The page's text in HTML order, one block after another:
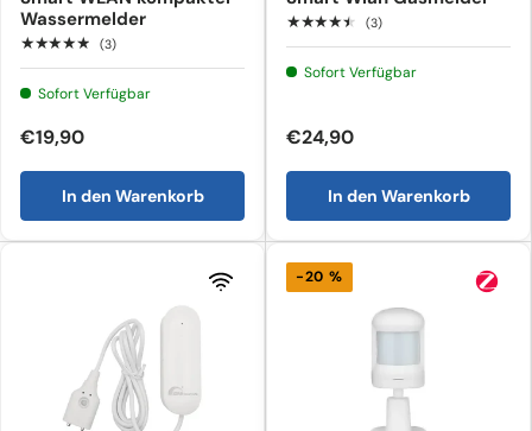
Wassermelder
★★★★★ (3)
Sofort Verfügbar
€19,90
In den Warenkorb
★★★★★ (3)
Sofort Verfügbar
€24,90
In den Warenkorb
-20 %